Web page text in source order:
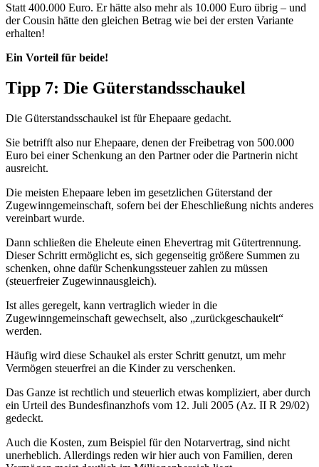
Statt 400.000 Euro. Er hätte also mehr als 10.000 Euro übrig – und
der Cousin hätte den gleichen Betrag wie bei der ersten Variante
erhalten!
Ein Vorteil für beide!
Tipp 7: Die Güterstandsschaukel
Die Güterstandsschaukel ist für Ehepaare gedacht.
Sie betrifft also nur Ehepaare, denen der Freibetrag von 500.000
Euro bei einer Schenkung an den Partner oder die Partnerin nicht
ausreicht.
Die meisten Ehepaare leben im gesetzlichen Güterstand der
Zugewinngemeinschaft, sofern bei der Eheschließung nichts anderes
vereinbart wurde.
Dann schließen die Eheleute einen Ehevertrag mit Gütertrennung.
Dieser Schritt ermöglicht es, sich gegenseitig größere Summen zu
schenken, ohne dafür Schenkungssteuer zahlen zu müssen
(steuerfreier Zugewinnausgleich).
Ist alles geregelt, kann vertraglich wieder in die
Zugewinngemeinschaft gewechselt, also „zurückgeschaukelt“
werden.
Häufig wird diese Schaukel als erster Schritt genutzt, um mehr
Vermögen steuerfrei an die Kinder zu verschenken.
Das Ganze ist rechtlich und steuerlich etwas kompliziert, aber durch
ein Urteil des Bundesfinanzhofs vom 12. Juli 2005 (Az. II R 29/02)
gedeckt.
Auch die Kosten, zum Beispiel für den Notarvertrag, sind nicht
unerheblich. Allerdings reden wir hier auch von Familien, deren